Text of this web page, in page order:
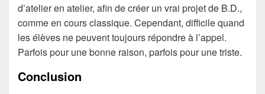
d’atelier en atelier, afin de créer un vrai projet de B.D.,
comme en cours classique. Cependant, difficile quand
les élèves ne peuvent toujours répondre à l’appel.
Parfois pour une bonne raison, parfois pour une triste.
Conclusion